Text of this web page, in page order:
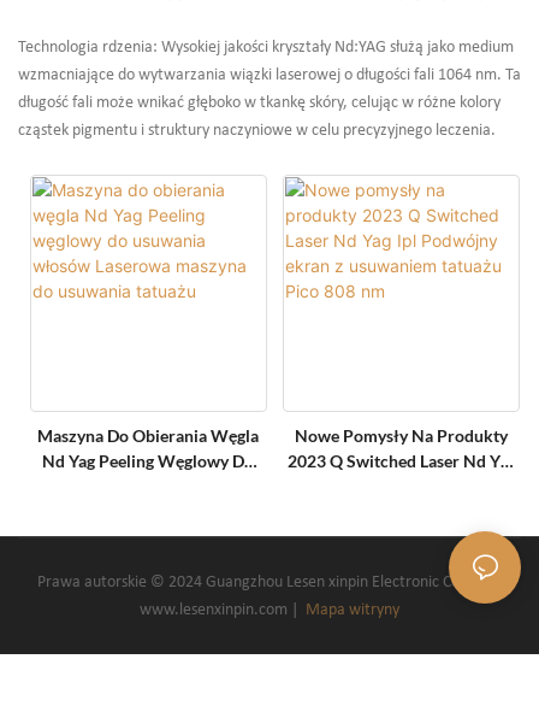
Technologia rdzenia: Wysokiej jakości kryształy Nd:YAG służą jako medium
wzmacniające do wytwarzania wiązki laserowej o długości fali 1064 nm. Ta
długość fali może wnikać głęboko w tkankę skóry, celując w różne kolory
cząstek pigmentu i struktury naczyniowe w celu precyzyjnego leczenia.
Maszyna Do Obierania Węgla
Nd Yag Peeling Węglowy Do
Nowe Pomysły Na Produkty
2023 Q Switched Laser Nd Yag
Nm
Prawa autorskie © 2024 Guangzhou Lesen xinpin Electronic Co., Ltd.-
www.lesenxinpin.com |
Mapa witryny